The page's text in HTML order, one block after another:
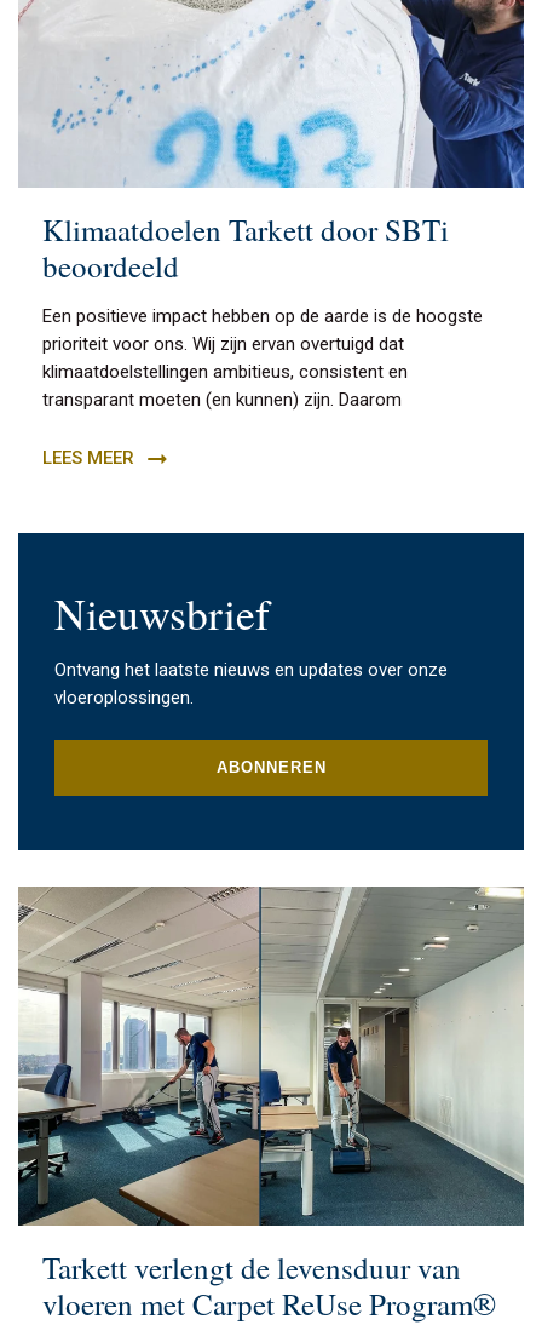
Klimaatdoelen Tarkett door SBTi
beoordeeld
Een positieve impact hebben op de aarde is de hoogste
prioriteit voor ons. Wij zijn ervan overtuigd dat
klimaatdoelstellingen ambitieus, consistent en
transparant moeten (en kunnen) zijn. Daarom
LEES MEER
Nieuwsbrief
Ontvang het laatste nieuws en updates over onze
vloeroplossingen.
ABONNEREN
Tarkett verlengt de levensduur van
vloeren met Carpet ReUse Program®